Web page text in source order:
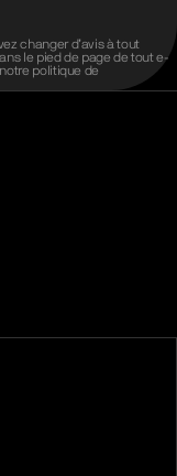
changer d’avis à tout
le pied de page de tout e-
politique de